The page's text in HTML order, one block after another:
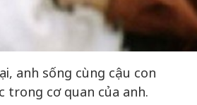
anh sống cùng cậu con
trong cơ quan của anh.